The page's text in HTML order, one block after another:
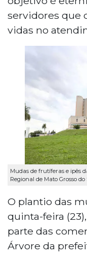
servidores que
vidas no
Mudas de frutíferas e ipês
Regional de Mato Grosso
O plantio das
quinta-feira
parte das
Árvore da